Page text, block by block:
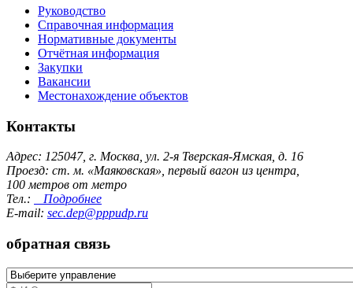
Руководство
Справочная информация
Нормативные документы
Отчётная информация
Закупки
Вакансии
Местонахождение объектов
Контакты
Адрес: 125047, г. Москва, ул. 2-я Тверская-Ямская, д. 16
Проезд: ст. м. «Маяковская», первый вагон из центра,
100 метров от метро
Тел.:
Подробнее
E-mail: sec.dep@pppudp.ru
обратная связь